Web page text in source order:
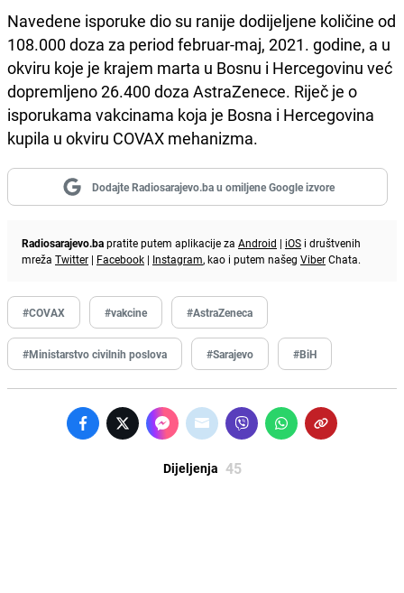
Navedene isporuke dio su ranije dodijeljene količine od
108.000 doza za period februar-maj, 2021. godine, a u
okviru koje je krajem marta u Bosnu i Hercegovinu već
dopremljeno 26.400 doza AstraZenece. Riječ je o
isporukama vakcinama koja je Bosna i Hercegovina
kupila u okviru COVAX mehanizma.
Dodajte Radiosarajevo.ba u omiljene Google izvore
Radiosarajevo.bapratite putem aplikacije za Android | iOS i društvenih
mreža Twitter | Facebook | Instagram, kao i putem našeg ViberChata.
#COVAX #vakcine #AstraZeneca
#Ministarstvo civilnih poslova #Sarajevo #BiH
Dijeljenja 45